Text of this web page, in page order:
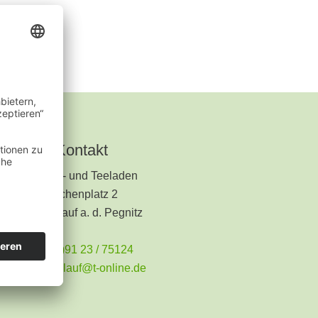
Kontakt
Kräuter- und Teeladen
Kirchenplatz 2
91207 Lauf a. d. Pegnitz
+49 (0)91 23 / 75124
teeladen.lauf@t-online.de